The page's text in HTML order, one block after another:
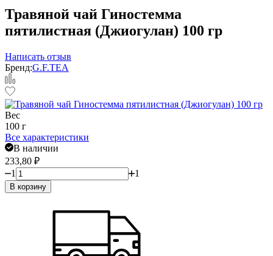
Травяной чай Гиностемма
пятилистная (Джиогулан) 100 гр
Написать отзыв
Бренд:G.F.TEA
Вес
100 г
Все характеристики
В наличии
233,80 ₽
1
1
В корзину